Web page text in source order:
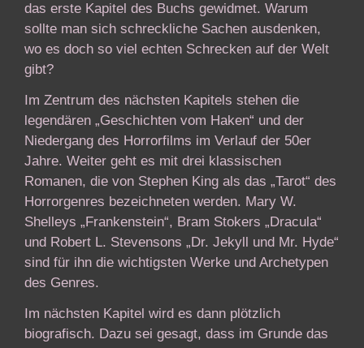
das erste Kapitel des Buchs gewidmet. Warum
sollte man sich schreckliche Sachen ausdenken,
wo es doch so viel echten Schrecken auf der Welt
gibt?
Im Zentrum des nächsten Kapitels stehen die
legendären „Geschichten vom Haken“ und der
Niedergang des Horrorfilms im Verlauf der 50er
Jahre. Weiter geht es mit drei klassischen
Romanen, die von Stephen King als das „Tarot“ des
Horrorgenres bezeichneten werden. Mary W.
Shelleys „Frankenstein“, Bram Stokers „Dracula“
und Robert L. Stevensons „Dr. Jekyll und Mr. Hyde“
sind für ihn die wichtigsten Werke und Archetypen
des Genres.
Im nächsten Kapitel wird es dann plötzlich
biografisch. Dazu sei gesagt, dass im Grunde das